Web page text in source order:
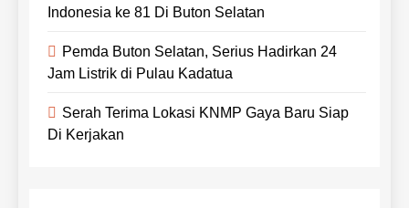
Indonesia ke 81 Di Buton Selatan
Pemda Buton Selatan, Serius Hadirkan 24
Jam Listrik di Pulau Kadatua
Serah Terima Lokasi KNMP Gaya Baru Siap
Di Kerjakan